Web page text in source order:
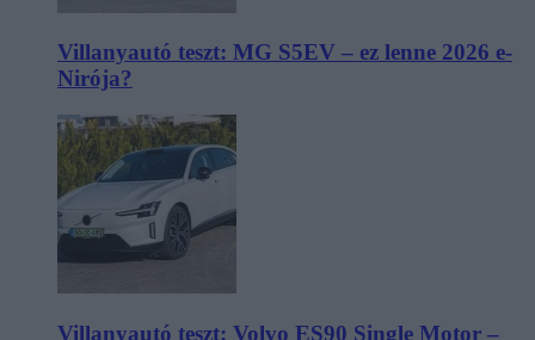
Villanyautó teszt: MG S5EV – ez lenne 2026 e-
Nirója?
Villanyautó teszt: Volvo ES90 Single Motor –